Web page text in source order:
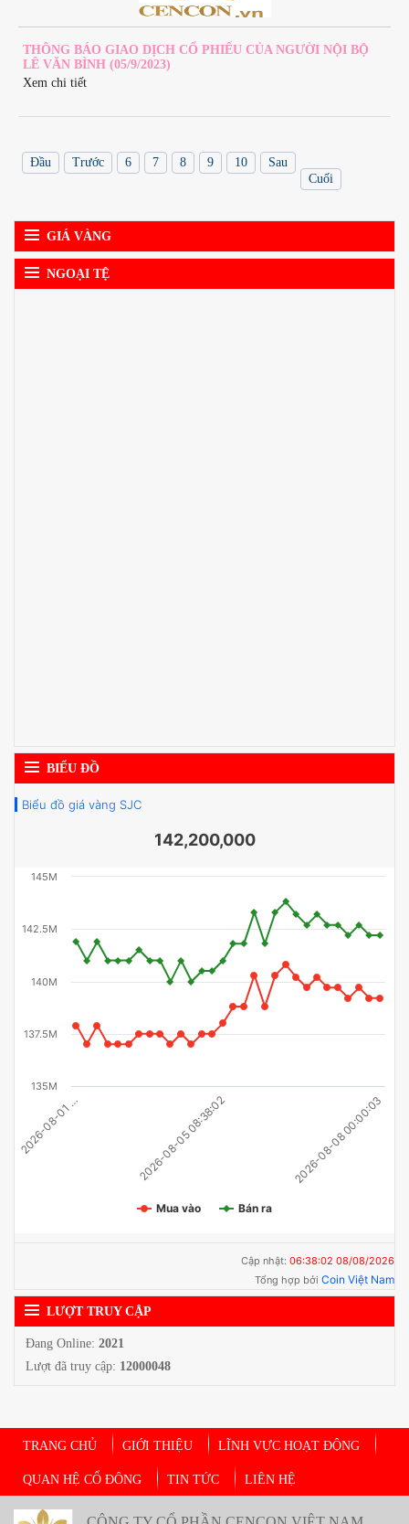
THÔNG BÁO GIAO DỊCH CỔ PHIẾU CỦA NGƯỜI NỘI BỘ
LÊ VĂN BÌNH (05/9/2023)
Xem chi tiết
Đầu Trước 6 7 8 9 10
Sau
Cuối
GIÁ VÀNG
NGOẠI TỆ
BIỂU ĐỒ
Biểu đồ giá vàng SJC
142,200,000
Mua vào Bán ra
2026-08-01 … 2026-08-05 08:38:02 2026-08-08 00:00:03
140M
135M
137.5M
142.5M
145M
Cập nhật: 06:38:02 08/08/2026
Tổng hợp bởi Coin Việt Nam
LƯỢT TRUY CẬP
Đang Online:2021
Lượt đã truy cập: 12000048
TRANG CHỦ GIỚI THIỆU LĨNH VỰC HOẠT ĐỘNG
QUAN HỆ CỔ ĐÔNG TIN TỨC LIÊN HỆ